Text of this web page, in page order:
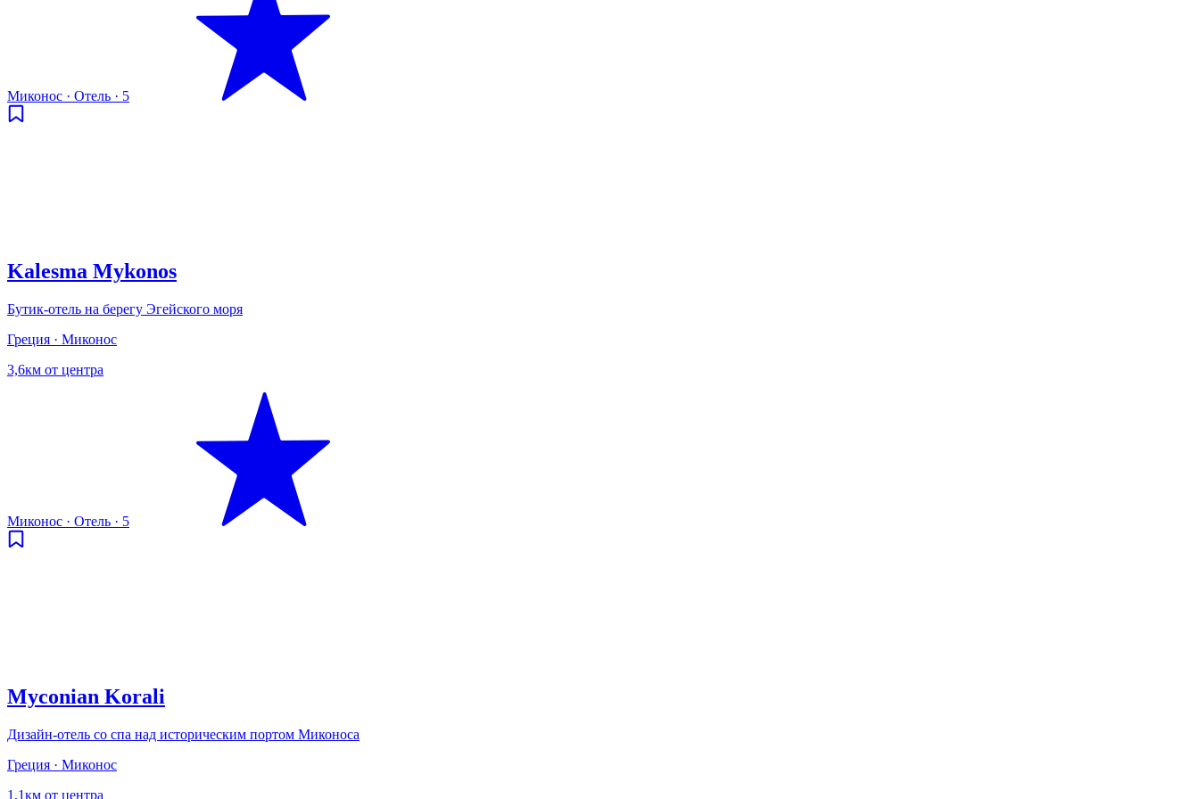
Миконос · Отель · 5
Kalesma Mykonos
Бутик-отель на берегу Эгейского моря
Греция · Миконос
3,6км от центра
Миконос · Отель · 5
Myconian Korali
Дизайн-отель со спа над историческим портом Миконоса
Греция · Миконос
1,1км от центра